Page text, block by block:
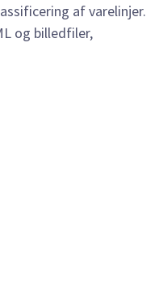
af varelinjer.
og billedfiler,